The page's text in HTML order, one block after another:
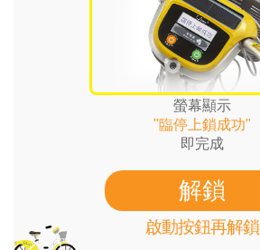
螢幕顯示
"臨停上鎖成功"
即完成
解鎖
啟動按鈕再解鎖